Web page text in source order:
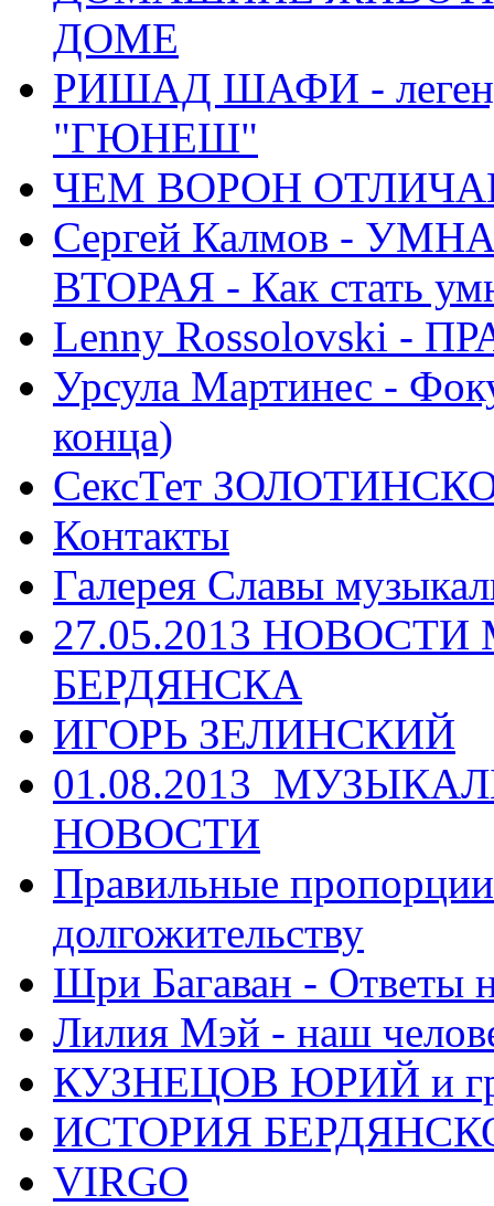
ДОМЕ
РИШАД ШАФИ -
"ГЮНЕШ"
ЧЕМ ВОРОН
Сергей Калмов -
ВТОРАЯ - Как стать
Lenny Rossolovski -
Урсула Мартинес -
конца)
СексТет
Контакты
Галерея Славы
27.05.2013
БЕРДЯНСКА
ИГОРЬ ЗЕЛИНСКИЙ
НОВОСТИ
Правильные
долгожительству
Шри Багаван - Ответы
Лилия Мэй - наш
КУЗНЕЦОВ ЮРИЙ и
ИСТОРИЯ
VIRGO